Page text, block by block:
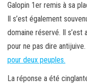
Galopin 1er remis à sa
Il s’est également
domaine réservé. Il s’est
pour ne pas dire
pour deux peuples.
La réponse a été